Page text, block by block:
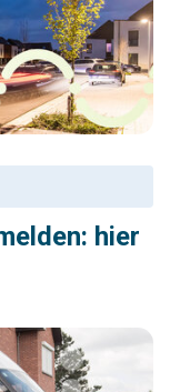
hier